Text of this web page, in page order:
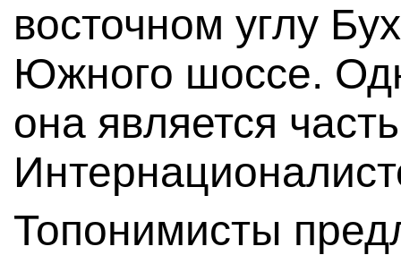
восточном углу
Южного шоссе.
она является
Топонимисты